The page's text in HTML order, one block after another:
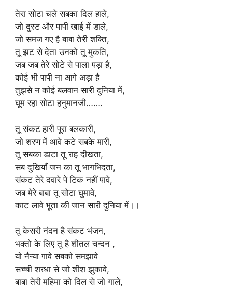
तेरा सोटा चले सबका दिल हाले,
जो दुस्ट और पापी खाई में डाले,
जो समज गए है बाबा तेरी शक्ति,
तू झट से देता उनको तू मुकति,
जब जब तेरे सोटे से पाला पड़ा है,
कोई भी पापी ना आगे अड़ा है
तुझसे न कोई बलवान सारी दुनिया में,
घूम रहा सोटा हनुमानजी…….
तू संकट हारी पूरा बलकारी,
जो शरण में आवे कटे सबके मारी,
तू सबका डाटा तू राह दीखता,
सब दुखियाँ जन का तू भागभिदता,
संकट तेरे दवारे पे टिक नहीं पावे,
जब मेरे बाबा तू सोटा घुमावे,
काट लावे भूता की जान सारी दुनिया में।।
तू केसरी नंदन है संकट भंजन,
भक्तो के लिए तू है शीतल चन्दन ,
यो नैन्या गावे सबको समझावे
सच्ची शरधा से जो शीश झुकावे,
बाबा तेरी महिमा को दिल से जो गाले,